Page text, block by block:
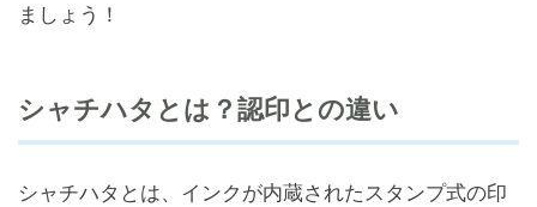
ましょう！
シャチハタとは？認印との違い
シャチハタとは、インクが内蔵されたスタンプ式の印